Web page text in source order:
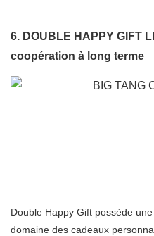
6. DOUBLE HAPPY GIFT
coopération à long terme
Double Happy Gift possède
domaine des cadeaux